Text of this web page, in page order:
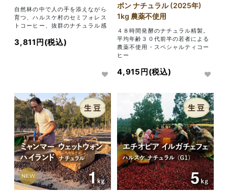
自然林の中で人の手を添えながら
育つ、ハルスケ村のセミフォレス
トコーヒー、抜群のナチュラル感
3,811円(税込)
ボン ナチュラル (2025年)
1kg 農薬不使用
４８時間発酵のナチュラル精製。
平均年齢３０代前半の若者による
農薬不使用・スペシャルティコー
ヒー
4,915円(税込)
NEW